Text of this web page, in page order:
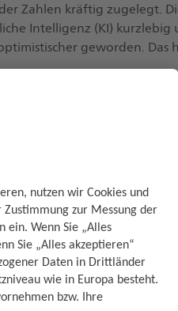
Zahlen kräftig zugelegt.
Intelligenz (KI) kurzlebig
geworden. Das